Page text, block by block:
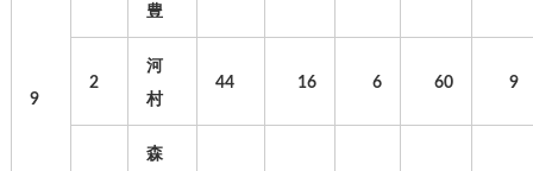
9
豊
2
河
村
44 16 6 60 9
森